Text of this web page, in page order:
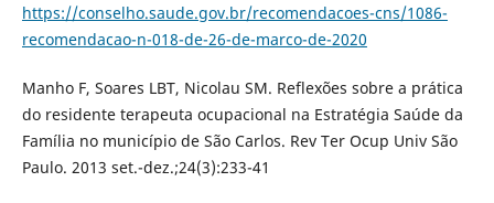
https://conselho.saude.gov.br/recomendacoes-cns/1086-
recomendacao-n-018-de-26-de-marco-de-2020
Manho F, Soares LBT, Nicolau SM. Reflexões sobre a prática
do residente terapeuta ocupacional na Estratégia Saúde da
Família no município de São Carlos. Rev Ter Ocup Univ São
Paulo. 2013 set.-dez.;24(3):233-41